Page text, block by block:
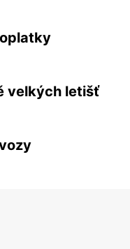
velkých letišť